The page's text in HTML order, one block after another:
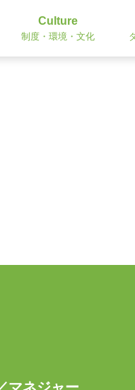
Culture
制度・環境・文化